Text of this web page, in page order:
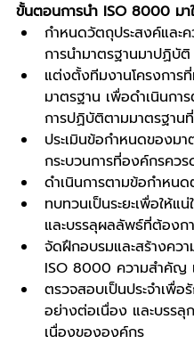
ขั้นตอนการนำ ISO 8000 มา
กำหนดวัตถุประสงค์และ
การนำมาตรฐานมาปฏิบัติ
แต่งตั้งทีมงานโครงการ
มาตรฐาน เพื่อดำเนินกา
การปฏิบัติตามมาตรฐาน
ประเมินข้อกำหนดของม
กระบวนการที่องค์กรคว
ดำเนินการตามข้อกำหน
ทบทวนเป็นระยะเพื่อให้แ
และบรรลุผลลัพธ์ที่ต้องก
จัดฝึกอบรมและสร้างคว
ISO 8000 ความสำคัญ
ตรวจสอบเป็นประจำเพื่
อย่างต่อเนื่อง และบรรลุ
เนื่องขององค์กร